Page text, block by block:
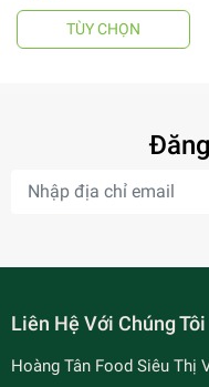
- 7%
TÙY CHỌN
Liên Hệ Với Chúng Tôi
Hoàng Tân Food Siêu Thị